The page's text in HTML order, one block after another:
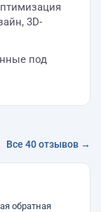
3D-
под
Все 40 отзывов →
обратная